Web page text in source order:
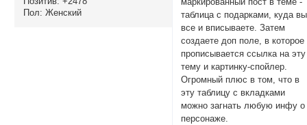
Пол: Женский
таблица с подарками, куда вы
все и вписываете. Затем
создаете доп поле, в которое
прописывается ссылка на эту
тему и картинку-спойлер.
Огромный плюс в том, что в
эту таблицу с вкладками
можно загнать любую инфу о
персонаже.